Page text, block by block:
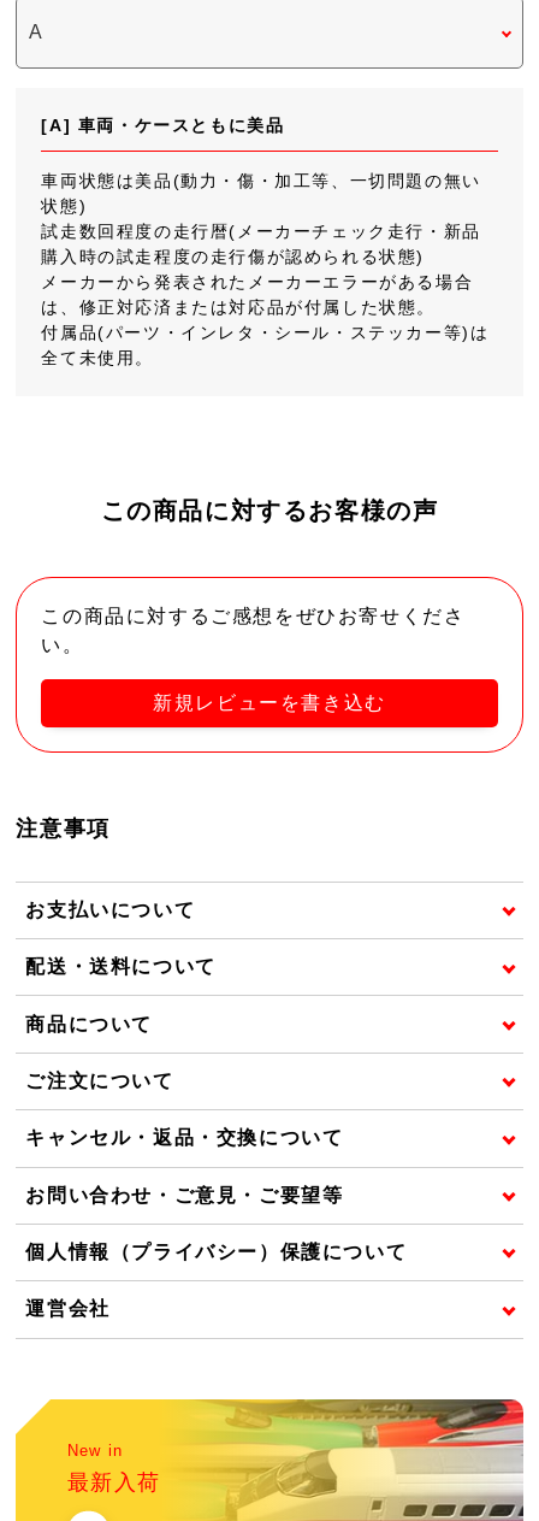
[A] 車両・ケースともに美品
車両状態は美品(動力・傷・加工等、一切問題の無い
状態)
試走数回程度の走行暦(メーカーチェック走行・新品
購入時の試走程度の走行傷が認められる状態)
メーカーから発表されたメーカーエラーがある場合
は、修正対応済または対応品が付属した状態。
付属品(パーツ・インレタ・シール・ステッカー等)は
全て未使用。
この商品に対するお客様の声
この商品に対するご感想をぜひお寄せくださ
い。
新規レビューを書き込む
注意事項
お支払いについて
配送・送料について
商品について
ご注文について
キャンセル・返品・交換について
お問い合わせ・ご意見・ご要望等
個人情報（プライバシー）保護について
運営会社
New in
最新入荷